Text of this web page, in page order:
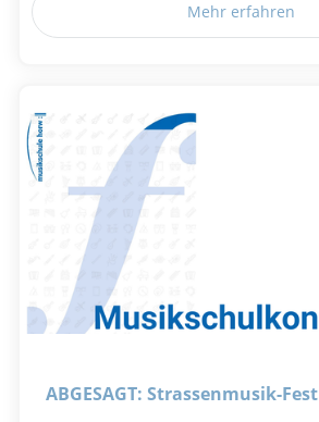
Mehr erfahren
ABGESAGT: Strassenmusik-Fest